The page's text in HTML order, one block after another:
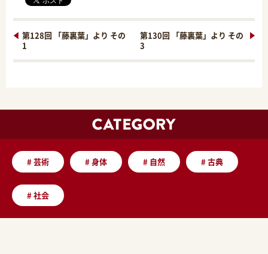
第128回 「藤裏葉」より その
1
第130回 「藤裏葉」より その
3
#芸術 #身体 # 自然 #古典
#社会